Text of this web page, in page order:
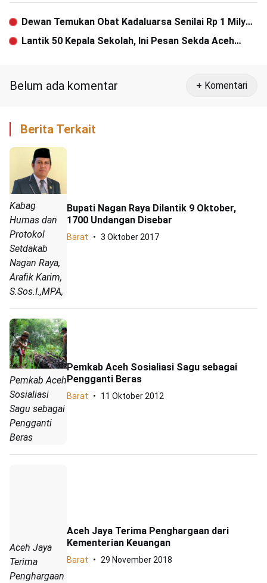
Dewan Temukan Obat Kadaluarsa Senilai Rp 1 Milyar
Menumpuk di RSUD Singkil
Lantik 50 Kepala Sekolah, Ini Pesan Sekda Aceh
Belum ada komentar + Komentari
Berita Terkait
Kabag
Humas dan
Protokol
Setdakab
Nagan Raya,
Arafik Karim,
S.Sos.I.,MPA,
Bupati Nagan Raya Dilantik 9 Oktober,
1700 Undangan Disebar
Barat 3 Oktober 2017
Pemkab Aceh
Sosialiasi
Sagu sebagai
Pengganti
Beras
Pemkab Aceh Sosialiasi Sagu sebagai
Pengganti Beras
Barat 11 Oktober 2012
Aceh Jaya
Terima
Penghargaan
Aceh Jaya Terima Penghargaan dari
Kementerian Keuangan
Barat 29 November 2018